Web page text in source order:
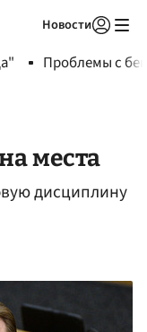
Новости
Проблемы с
места
дисциплину